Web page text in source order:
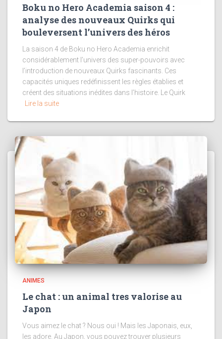
Boku no Hero Academia saison 4 :
analyse des nouveaux Quirks qui
bouleversent l’univers des héros
La saison 4 de Boku no Hero Academia enrichit
considérablement l’univers des super-pouvoirs avec
l’introduction de nouveaux Quirks fascinants. Ces
capacités uniques redéfinissent les règles établies et
créent des situations inédites dans l’histoire. Le Quirk
Lire la suite
ANIMES
Le chat : un animal tres valorise au
Japon
Vous aimez le chat ? Nous oui ! Mais les Japonais, eux,
les adore. Au Japon, vous pouvez trouver plusieurs